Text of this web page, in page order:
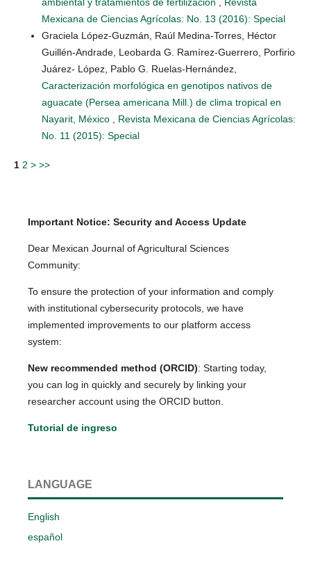
Mexicana de Ciencias Agrícolas: No. 13 (2016): Special
Graciela López-Guzmán, Raúl Medina-Torres, Héctor
Guillén-Andrade, Leobarda G. Ramírez-Guerrero, Porfirio
Juárez- López, Pablo G. Ruelas-Hernández,
Caracterización morfológica en genotipos nativos de
aguacate (Persea americana Mill.) de clima tropical en
Nayarit, México
Revista Mexicana de Ciencias Agrícolas:
No. 11 (2015): Special
1 2 > >>
Important Notice: Security and Access Update
Dear Mexican Journal of Agricultural Sciences
Community:
To ensure the protection of your information and comply
with institutional cybersecurity protocols, we have
implemented improvements to our platform access
system:
New recommended method (ORCID): Starting today,
you can log in quickly and securely by linking your
researcher account using the ORCID button.
Tutorial de ingreso
LANGUAGE
English
español